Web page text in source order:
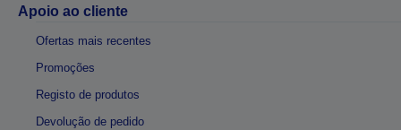
Apoio ao cliente
Ofertas mais recentes
Promoções
Registo de produtos
Devolução de pedido